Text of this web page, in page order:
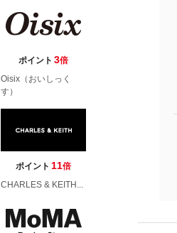
ポイント 3倍
Oisix（おいしっく
す）
ポイント 11倍
CHARLES & KEITH...